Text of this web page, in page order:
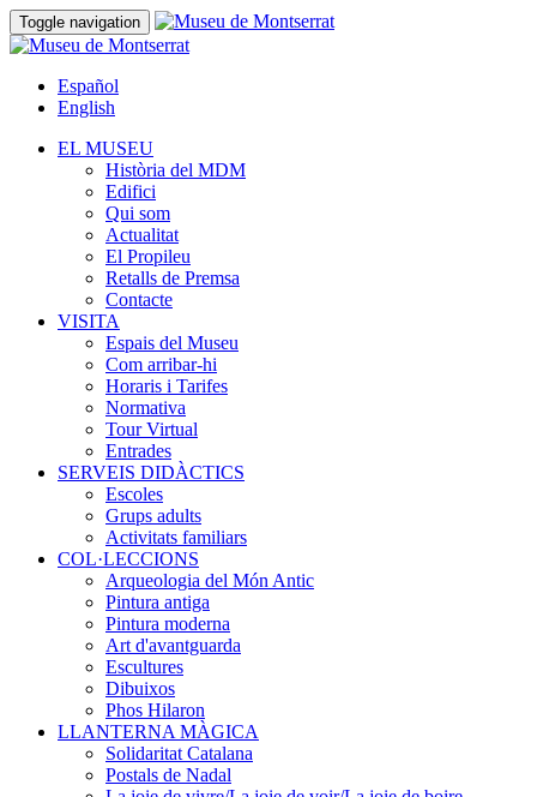
Toggle navigation
Español
English
EL MUSEU
Història del MDM
Edifici
Qui som
Actualitat
El Propileu
Retalls de Premsa
Contacte
VISITA
Espais del Museu
Com arribar-hi
Horaris i Tarifes
Normativa
Tour Virtual
Entrades
SERVEIS DIDÀCTICS
Escoles
Grups adults
Activitats familiars
COL·LECCIONS
Arqueologia del Món Antic
Pintura antiga
Pintura moderna
Art d'avantguarda
Escultures
Dibuixos
Phos Hilaron
LLANTERNA MÀGICA
Solidaritat Catalana
Postals de Nadal